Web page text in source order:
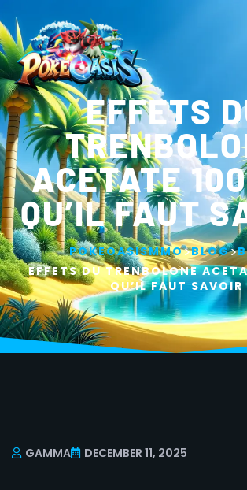
EFFETS
ACETATE
QU’IL FAUT
POKEOASISMMO>BLOG>
EFFETS DU TRENBOLONE
QU’IL FAUT SAVOIR
GAMMA DECEMBER 11, 2025